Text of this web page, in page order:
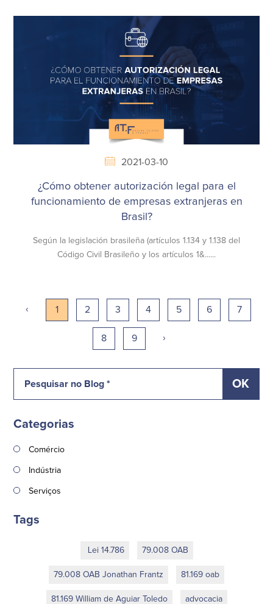
2021-03-10
¿Cómo obtener autorización legal para el
funcionamiento de empresas extranjeras en
Brasil?
Según la legislación brasileña (artículos 1.134 y 1.138 del
Código Civil Brasileño y los artículos 1&......
‹ 1 2 3 4 5 6 7
8 9 ›
Categorias
Comércio
Indústria
Serviços
Tags
Lei 14.786 79.008 OAB
79.008 OAB Jonathan Frantz 81.169 oab
81.169 William de Aguiar Toledo advocacia